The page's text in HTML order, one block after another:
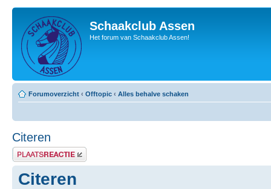
Schaakclub Assen
Het forum van Schaakclub Assen!
Forumoverzicht ‹ Offtopic ‹ Alles behalve schaken
Citeren
Plaats een reactie
Citeren